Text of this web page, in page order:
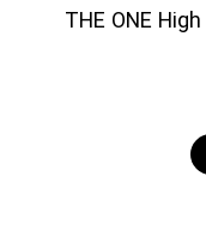
مداد چشم پیچی جدید سری دوان THE ONE High